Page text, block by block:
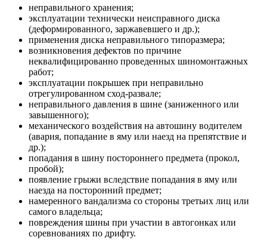
неправильного хранения;
эксплуатации технически неисправного диска
(деформированного, заржавевшего и др.);
применения диска неправильного типоразмера;
возникновения дефектов по причине
неквалифицированно проведенных шиномонтажных
работ;
эксплуатации покрышек при неправильно
отрегулированном сход-развале;
неправильного давления в шине (заниженного или
завышенного);
механического воздействия на автошину водителем
(авария, попадание в яму или наезд на препятствие и
др.);
попадания в шину постороннего предмета (прокол,
пробой);
появление грыжи вследствие попадания в яму или
наезда на посторонний предмет;
намеренного вандализма со стороны третьих лиц или
самого владельца;
повреждения шины при участии в автогонках или
соревнованиях по дрифту.